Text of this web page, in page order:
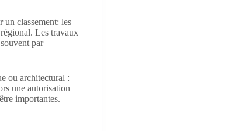
classement: les
Les travaux
par
ou architectural :
une autorisation
importantes.